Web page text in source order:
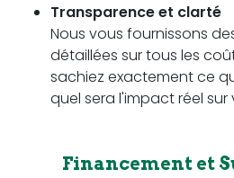
Transparence et clarté
Nous vous fournissons
détaillées sur tous les
sachiez exactement ce
quel sera l'impact réel
Financement et